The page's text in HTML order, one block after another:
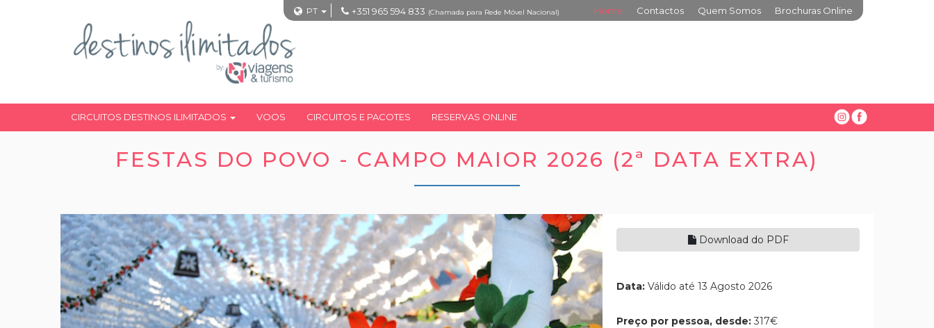
PT +351 965 594 833 (Chamada para Rede Móvel Nacional) Home Contactos Quem Somos Brochuras Online
CIRCUITOS DESTINOS ILIMITADOS VOOS CIRCUITOS E PACOTES RESERVAS ONLINE
FESTAS DO POVO - CAMPO MAIOR 2026 (2ª DATA EXTRA)
Download do PDF
Data: Válido até 13 Agosto 2026
Preço por pessoa, desde: 317€